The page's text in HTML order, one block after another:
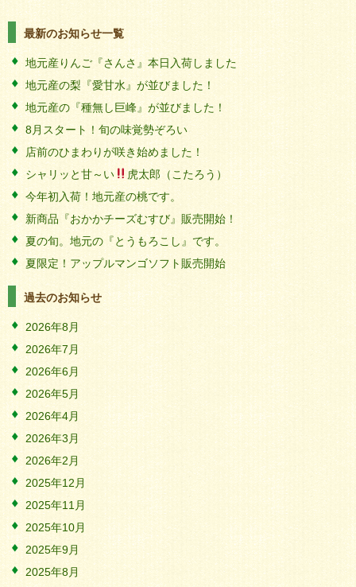
最新のお知らせ一覧
地元産りんご『さんさ』本日入荷しました
地元産の梨『愛甘水』が並びました！
地元産の『種無し巨峰』が並びました！
8月スタート！旬の味覚勢ぞろい
店前のひまわりが咲き始めました！
シャリッと甘～い
虎太郎（こたろう）
今年初入荷！地元産の桃です。
新商品『おかかチーズむすび』販売開始！
夏の旬。地元の『とうもろこし』です。
夏限定！アップルマンゴソフト販売開始
過去のお知らせ
2026年8月
2026年7月
2026年6月
2026年5月
2026年4月
2026年3月
2026年2月
2025年12月
2025年11月
2025年10月
2025年9月
2025年8月